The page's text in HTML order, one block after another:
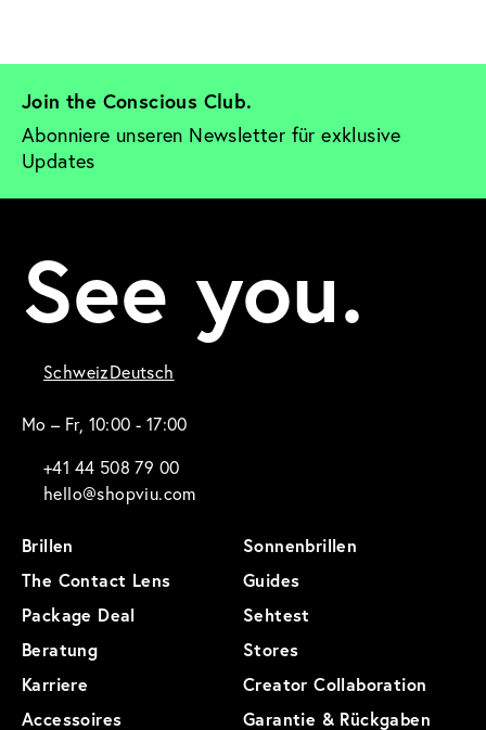
Join the Conscious Club.
Abonniere unseren Newsletter für exklusive
Updates
See you.
SchweizDeutsch
Mo – Fr, 10:00 - 17:00
+41 44 508 79 00
hello@shopviu.com
Brillen
Sonnenbrillen
The Contact Lens
Guides
Package Deal
Sehtest
Beratung
Stores
Karriere
Creator Collaboration
Accessoires
Garantie & Rückgaben